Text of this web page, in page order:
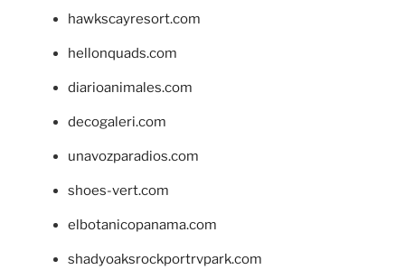
hawkscayresort.com
hellonquads.com
diarioanimales.com
decogaleri.com
unavozparadios.com
shoes-vert.com
elbotanicopanama.com
shadyoaksrockportrvpark.com